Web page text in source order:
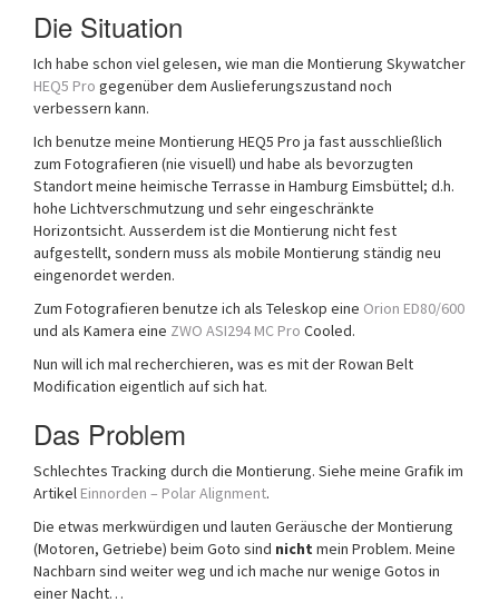
Die Situation
Ich habe schon viel gelesen, wie man die Montierung Skywatcher
HEQ5 Pro gegenüber dem Auslieferungszustand noch
verbessern kann.
Ich benutze meine Montierung HEQ5 Pro ja fast ausschließlich
zum Fotografieren (nie visuell) und habe als bevorzugten
Standort meine heimische Terrasse in Hamburg Eimsbüttel; d.h.
hohe Lichtverschmutzung und sehr eingeschränkte
Horizontsicht. Ausserdem ist die Montierung nicht fest
aufgestellt, sondern muss als mobile Montierung ständig neu
eingenordet werden.
Zum Fotografieren benutze ich als Teleskop eine Orion ED80/600
und als Kamera eine ZWO ASI294 MC Pro Cooled.
Nun will ich mal recherchieren, was es mit der Rowan Belt
Modification eigentlich auf sich hat.
Das Problem
Schlechtes Tracking durch die Montierung. Siehe meine Grafik im
Artikel Einnorden – Polar Alignment.
Die etwas merkwürdigen und lauten Geräusche der Montierung
(Motoren, Getriebe) beim Goto sind nicht mein Problem. Meine
Nachbarn sind weiter weg und ich mache nur wenige Gotos in
einer Nacht…